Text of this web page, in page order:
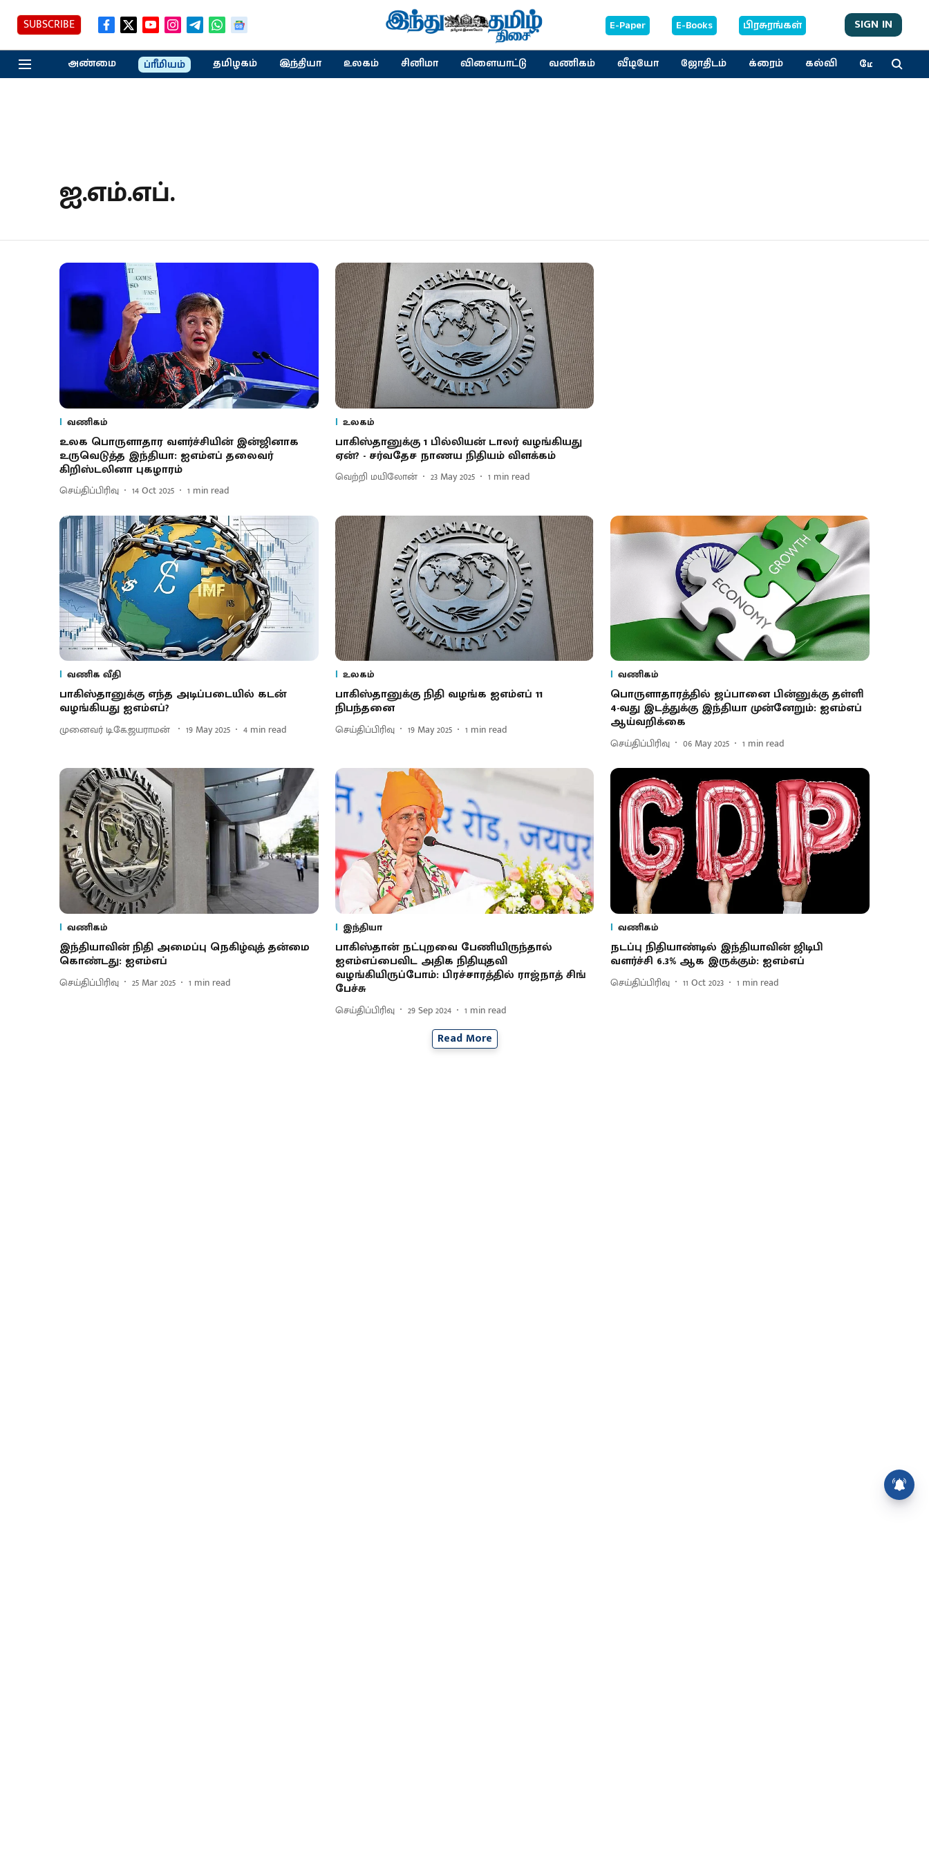
SUBSCRIBE E-Paper E-Books பிரசுரங்கள் SIGN IN
அண்மை ப்ரீமியம் தமிழகம் இந்தியா உலகம் சினிமா விளையாட்டு வணிகம் வீடியோ ஜோதிடம் க்ரைம் கல்வி மேலும்
ஐ.எம்.எப்.
வணிகம்
உலக பொருளாதார வளர்ச்சியின் இன்ஜினாக
உருவெடுத்த இந்தியா: ஐஎம்எப் தலைவர்
கிறிஸ்டலினா புகழாரம்
செய்திப்பிரிவு 14 Oct 2025 1 min read
உலகம்
பாகிஸ்தானுக்கு 1 பில்லியன் டாலர் வழங்கியது
ஏன்? - சர்வதேச நாணய நிதியம் விளக்கம்
வெற்றி மயிலோன் 23 May 2025 1 min read
வணிக வீதி
பாகிஸ்தானுக்கு எந்த அடிப்படையில் கடன்
வழங்கியது ஐஎம்எப்?
முனைவர் டி.கே.ஜயராமன் 19 May 2025 4 min read
உலகம்
பாகிஸ்தானுக்கு நிதி வழங்க ஐஎம்எப் 11
நிபந்தனை
செய்திப்பிரிவு 19 May 2025 1 min read
வணிகம்
பொருளாதாரத்தில் ஜப்பானை பின்னுக்கு தள்ளி
4-வது இடத்துக்கு இந்தியா முன்னேறும்: ஐஎம்எப்
ஆய்வறிக்கை
செய்திப்பிரிவு 06 May 2025 1 min read
வணிகம்
இந்தியாவின் நிதி அமைப்பு நெகிழ்வுத் தன்மை
கொண்டது: ஐஎம்எப்
செய்திப்பிரிவு 25 Mar 2025 1 min read
இந்தியா
பாகிஸ்தான் நட்புறவை பேணியிருந்தால்
ஐஎம்எப்பைவிட அதிக நிதியுதவி
வழங்கியிருப்போம்: பிரச்சாரத்தில் ராஜ்நாத் சிங்
பேச்சு
செய்திப்பிரிவு 29 Sep 2024 1 min read
வணிகம்
நடப்பு நிதியாண்டில் இந்தியாவின் ஜிடிபி
வளர்ச்சி 6.3% ஆக இருக்கும்: ஐஎம்எப்
செய்திப்பிரிவு 11 Oct 2023 1 min read
Read More